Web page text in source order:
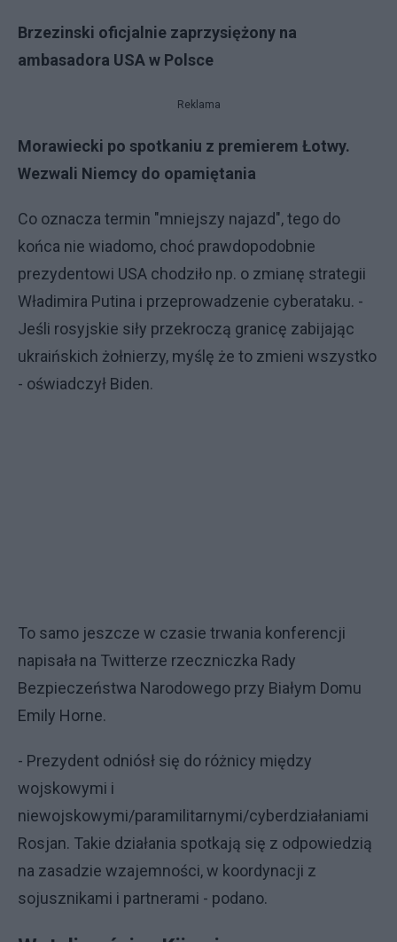
Brzezinski oficjalnie zaprzysiężony na
ambasadora USA w Polsce
Reklama
Morawiecki po spotkaniu z premierem Łotwy.
Wezwali Niemcy do opamiętania
Co oznacza termin "mniejszy najazd", tego do
końca nie wiadomo, choć prawdopodobnie
prezydentowi USA chodziło np. o zmianę strategii
Władimira Putina i przeprowadzenie cyberataku. -
Jeśli rosyjskie siły przekroczą granicę zabijając
ukraińskich żołnierzy, myślę że to zmieni wszystko
- oświadczył Biden.
To samo jeszcze w czasie trwania konferencji
napisała na Twitterze rzeczniczka Rady
Bezpieczeństwa Narodowego przy Białym Domu
Emily Horne.
- Prezydent odniósł się do różnicy między
wojskowymi i
niewojskowymi/paramilitarnymi/cyberdziałaniami
Rosjan. Takie działania spotkają się z odpowiedzią
na zasadzie wzajemności, w koordynacji z
sojusznikami i partnerami - podano.